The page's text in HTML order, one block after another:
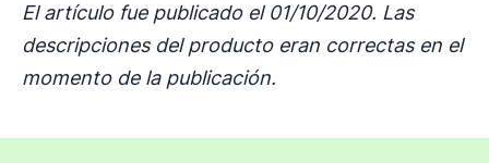
El artículo fue publicado el 01/10/2020. Las
descripciones del producto eran correctas en el
momento de la publicación.